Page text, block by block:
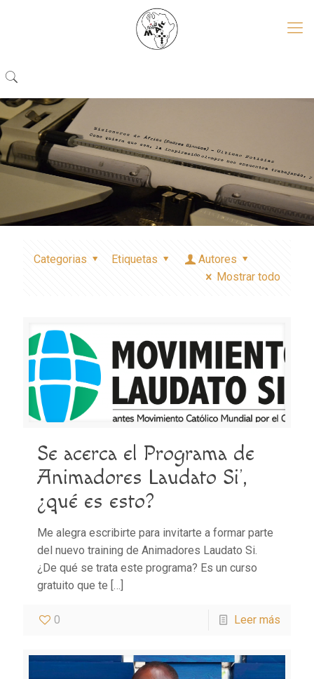
Categorias Etiquetas
Autores
Mostrar todo
Se acerca el Programa de
Animadores Laudato Si’,
¿qué es esto?
Me alegra escribirte para invitarte a formar parte
del nuevo training de Animadores Laudato Si.
¿De qué se trata este programa? Es un curso
gratuito que te […]
0 Leer más